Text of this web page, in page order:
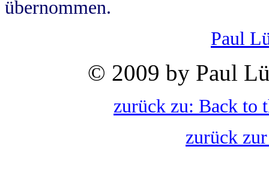
übernommen.
Paul
© 2009 by Paul
zurück zu: Back to
zurück